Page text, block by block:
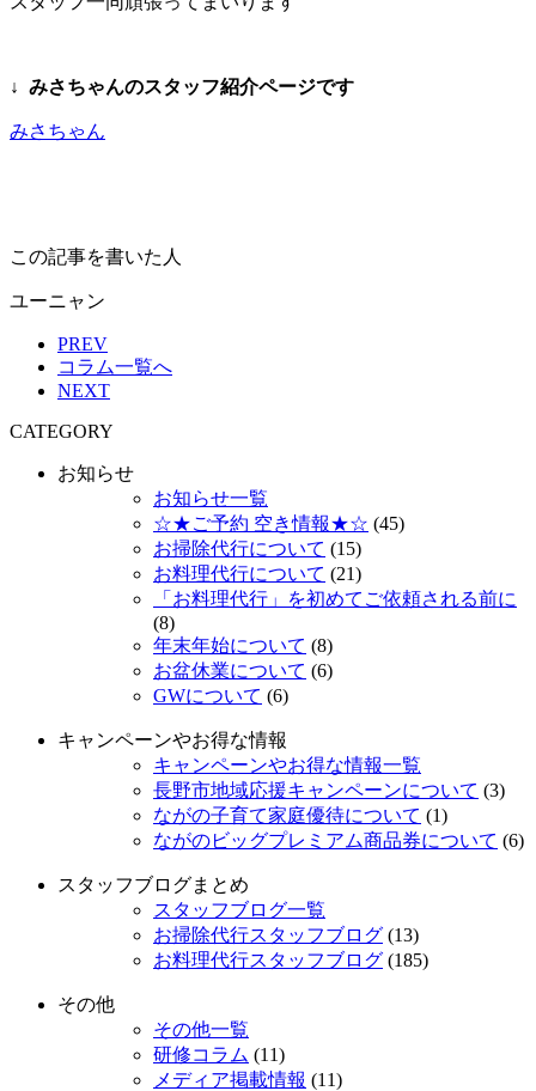
↓ みさちゃんのスタッフ紹介ページです
みさちゃん
この記事を書いた人
ユーニャン
PREV
コラム一覧へ
NEXT
CATEGORY
お知らせ
お知らせ一覧
☆★ご予約 空き情報★☆ (45)
お掃除代行について (15)
お料理代行について (21)
「お料理代行」を初めてご依頼される前に
(8)
年末年始について (8)
お盆休業について (6)
GWについて (6)
キャンペーンやお得な情報
キャンペーンやお得な情報一覧
長野市地域応援キャンペーンについて (3)
ながの子育て家庭優待について (1)
ながのビッグプレミアム商品券について (6)
スタッフブログまとめ
スタッフブログ一覧
お掃除代行スタッフブログ (13)
お料理代行スタッフブログ (185)
その他
その他一覧
研修コラム (11)
メディア掲載情報 (11)